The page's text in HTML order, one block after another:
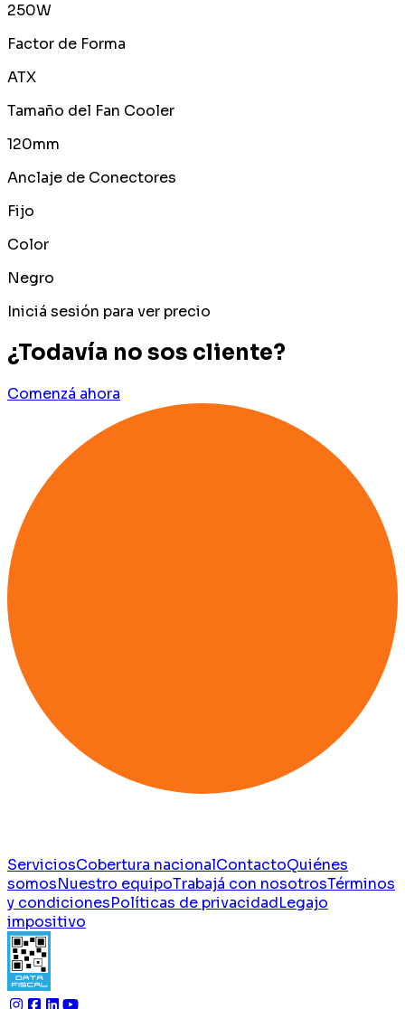
250W
Factor de Forma
ATX
Tamaño del Fan Cooler
120mm
Anclaje de Conectores
Fijo
Color
Negro
Iniciá sesión para ver precio
¿Todavía no sos cliente?
Comenzá ahora
ServiciosCobertura nacionalContactoQuiénes
somosNuestro equipoTrabajá con nosotrosTérminos
y condicionesPolíticas de privacidadLegajo
impositivo